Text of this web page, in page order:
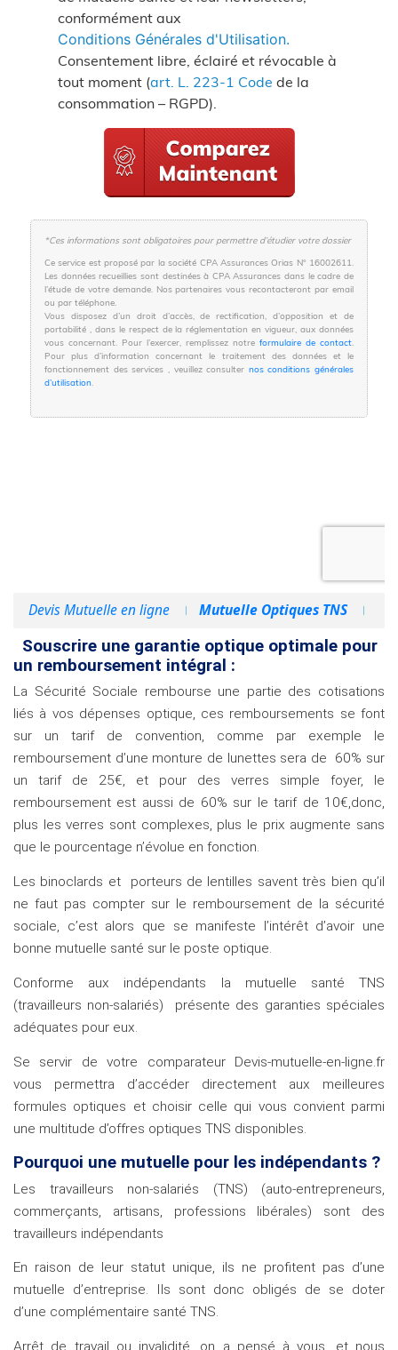
Devis Mutuelle en ligne Mutuelle Optiques TNS
Souscrire une garantie optique optimale pour
un remboursement intégral :
La Sécurité Sociale rembourse une partie des cotisations
liés à vos dépenses optique, ces remboursements se font
sur un tarif de convention, comme par exemple le
remboursement d’une monture de lunettes sera de 60% sur
un tarif de 25€, et pour des verres simple foyer, le
remboursement est aussi de 60% sur le tarif de 10€,donc,
plus les verres sont complexes, plus le prix augmente sans
que le pourcentage n’évolue en fonction.
Les binoclards et porteurs de lentilles savent très bien qu’il
ne faut pas compter sur le remboursement de la sécurité
sociale, c’est alors que se manifeste l’intérêt d’avoir une
bonne mutuelle santé sur le poste optique.
Conforme aux indépendants la mutuelle santé TNS
(travailleurs non-salariés) présente des garanties spéciales
adéquates pour eux.
Se servir de votre comparateur Devis-mutuelle-en-ligne.fr
vous permettra d’accéder directement aux meilleures
formules optiques et choisir celle qui vous convient parmi
une multitude d’offres optiques TNS disponibles.
Pourquoi une mutuelle pour les indépendants ?
Les travailleurs non-salariés (TNS) (auto-entrepreneurs,
commerçants, artisans, professions libérales) sont des
travailleurs indépendants
En raison de leur statut unique, ils ne profitent pas d’une
mutuelle d’entreprise. Ils sont donc obligés de se doter
d’une complémentaire santé TNS.
Arrêt de travail ou invalidité, on a pensé à vous, et nous